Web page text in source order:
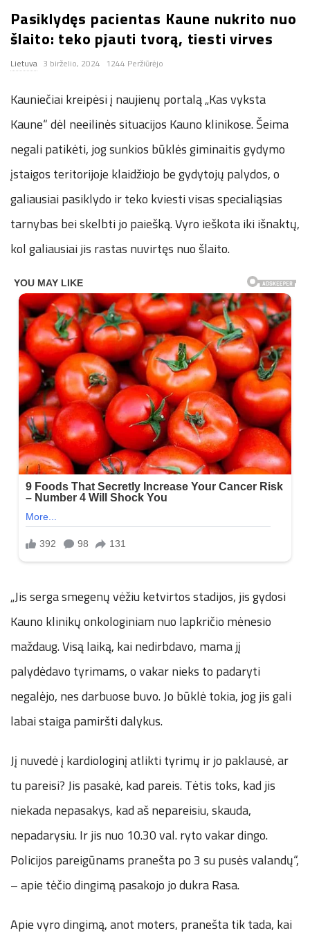
n
.
n
e
t
Pasiklydęs pacientas Kaune nukrito nuo
šlaito: teko pjauti tvorą, tiesti virves
Lietuva 3 birželio, 2024 1244 Peržiūrėjo
Kauniečiai kreipėsi į naujienų portalą „Kas vyksta
Kaune“ dėl neeilinės situacijos Kauno klinikose. Šeima
negali patikėti, jog sunkios būklės giminaitis gydymo
įstaigos teritorijoje klaidžiojo be gydytojų palydos, o
galiausiai pasiklydo ir teko kviesti visas specialiąsias
tarnybas bei skelbti jo paiešką. Vyro ieškota iki išnaktų,
kol galiausiai jis rastas nuvirtęs nuo šlaito.
„Jis serga smegenų vėžiu ketvirtos stadijos, jis gydosi
Kauno klinikų onkologiniam nuo lapkričio mėnesio
maždaug. Visą laiką, kai nedirbdavo, mama jį
palydėdavo tyrimams, o vakar nieks to padaryti
negalėjo, nes darbuose buvo. Jo būklė tokia, jog jis gali
labai staiga pamiršti dalykus.
Jį nuvedė į kardiologinį atlikti tyrimų ir jo paklausė, ar
tu pareisi? Jis pasakė, kad pareis. Tėtis toks, kad jis
niekada nepasakys, kad aš nepareisiu, skauda,
nepadarysiu. Ir jis nuo 10.30 val. ryto vakar dingo.
Policijos pareigūnams pranešta po 3 su pusės valandų“,
– apie tėčio dingimą pasakojo jo dukra Rasa.
Apie vyro dingimą, anot moters, pranešta tik tada, kai